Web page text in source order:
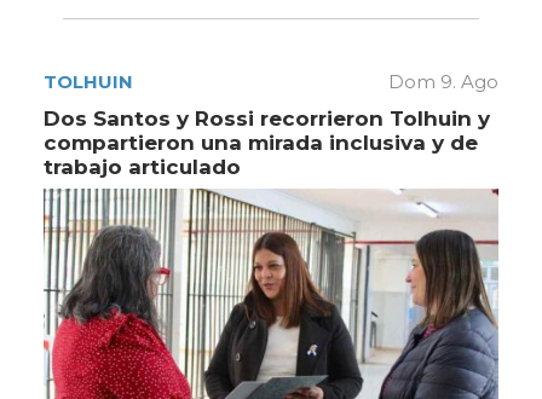
TOLHUIN Dom 9. Ago
Dos Santos y Rossi recorrieron Tolhuin y
compartieron una mirada inclusiva y de
trabajo articulado